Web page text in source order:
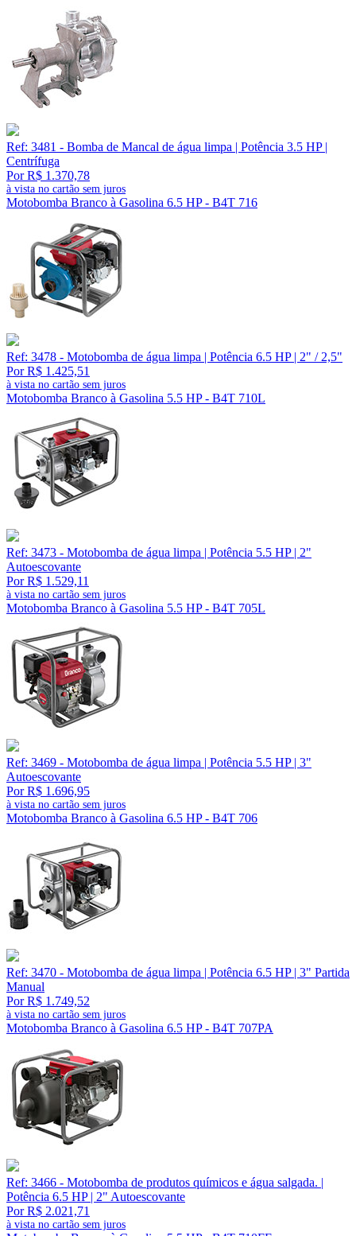
Ref: 3481 - Bomba de Mancal de água limpa | Potência 3.5 HP |
Centrífuga
Por R$ 1.370,78
à vista no cartão sem juros
Motobomba Branco à Gasolina 6.5 HP - B4T 716
Ref: 3478 - Motobomba de água limpa | Potência 6.5 HP | 2" / 2,5"
Por R$ 1.425,51
à vista no cartão sem juros
Motobomba Branco à Gasolina 5.5 HP - B4T 710L
Ref: 3473 - Motobomba de água limpa | Potência 5.5 HP | 2"
Autoescovante
Por R$ 1.529,11
à vista no cartão sem juros
Motobomba Branco à Gasolina 5.5 HP - B4T 705L
Ref: 3469 - Motobomba de água limpa | Potência 5.5 HP | 3"
Autoescovante
Por R$ 1.696,95
à vista no cartão sem juros
Motobomba Branco à Gasolina 6.5 HP - B4T 706
Ref: 3470 - Motobomba de água limpa | Potência 6.5 HP | 3" Partida
Manual
Por R$ 1.749,52
à vista no cartão sem juros
Motobomba Branco à Gasolina 6.5 HP - B4T 707PA
Ref: 3466 - Motobomba de produtos químicos e água salgada. |
Potência 6.5 HP | 2" Autoescovante
Por R$ 2.021,71
à vista no cartão sem juros